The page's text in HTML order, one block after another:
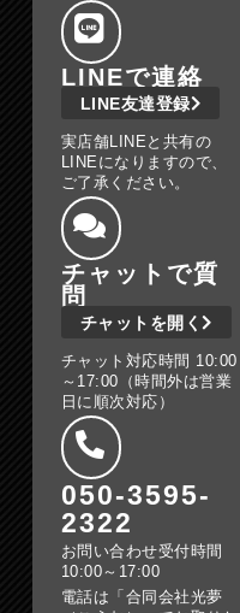
LINEで連絡
LINE友達登録
実店舗LINEと共有の
LINEになりますので、
ご了承ください。
チャットで質
問
チャットを開く
チャット対応時間 10:00
～17:00（時間外は営業
日に順次対応）
050-3595-
2322
お問い合わせ受付時間
10:00～17:00
電話は「合同会社光夢